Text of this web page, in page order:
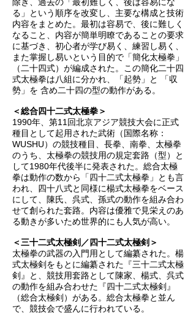
る」という順序を改変し、主要な構成と技術
内容をまとめた。最初は容易で、後に難しく
なること、内容が簡単明瞭であることの要求
に基づき、初心者が学び易く、練習し易く、
また掌握し易いという目的で「簡化太極拳」
（二十四式）が編成された。この簡化二十四
式太極拳は八組に分かれ、「起勢」と 「収
勢」を 含め二十四の型の動作がある。
＜総合四十二式太極拳＞
1990年、第11回北京アジア競技大会に正式
種目として起用された武術（国際名称：
WUSHU）の競技種目、長拳、南拳、太極拳
のうち、太極拳の競技用の規定套路（型）と
して1980年代後半に発表された。総合太極
拳は動作の数から「四十二式太極拳」とも言
われ、四十八式と同様に楊式太極拳をベース
にして、陳氏、呉式、孫式の動作を組み合わ
せて創られた套路。 内容は優雅で見栄えのあ
る動きが多いため世界的にも人気が高い。
＜三十二式太極剣／四十二式太極剣＞
太極拳の武器の入門用として編纂された。楊
式太極剣をもとに編纂された『三十二式太極
剣』と、競技用套路として陳家、楊式、呉式
の動作を組み合わせた『四十二式太極剣』
（総合太極剣）がある。総合太極拳と並ん
で、競技会で盛んに行われている。